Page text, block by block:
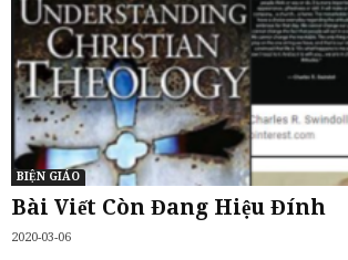
BIỆN GIÁO
Bài Viết Còn Đang Hiệu Đính
2020-03-06